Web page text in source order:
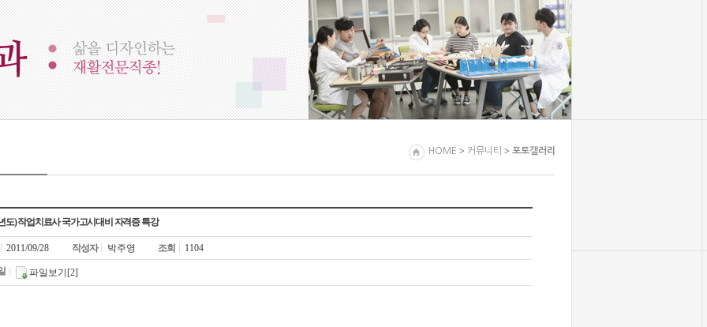
HOME > 커뮤니티 > 포토갤러리
도) 작업치료사 국가고시대비 자격증 특강
2011/09/28 작성자 박주영 조회 1104
파일보기[2]